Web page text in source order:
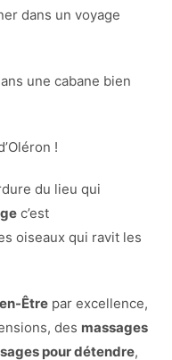
dans un voyage
une cabane bien
!
du lieu qui
c’est
oiseaux qui ravit les
Être par excellence,
des massages
pour détendre,